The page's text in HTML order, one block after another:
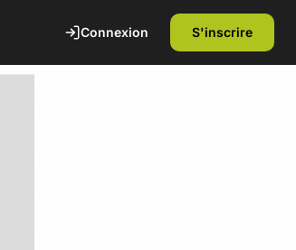
Connexion S'inscrire